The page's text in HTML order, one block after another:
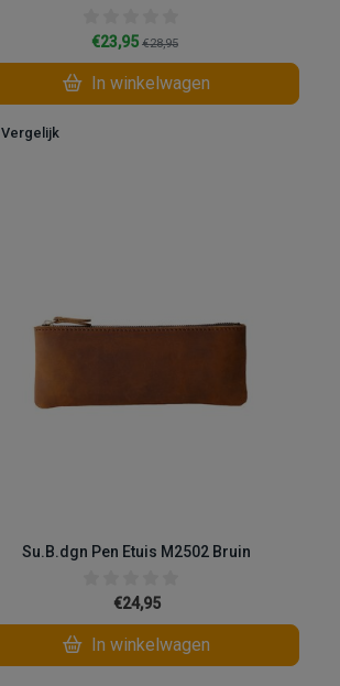
€23,95 €28,95
In winkelwagen
Vergelijk
Su.B.dgn Pen Etuis M2502 Bruin
€24,95
In winkelwagen